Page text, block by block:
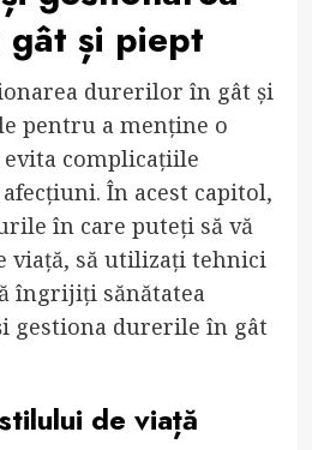
și piept
durerilor în gât și
pentru a menține o
evita complicațiile
În acest capitol,
în care puteți să vă
viață, să utilizați tehnici
îngrijiți sănătatea
gestiona durerile în gât
de viață